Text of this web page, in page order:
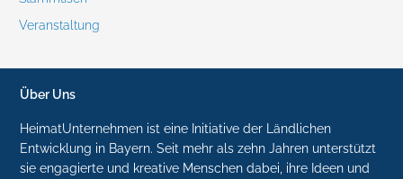
Veranstaltung
Über Uns
HeimatUnternehmen ist eine Initiative der Ländlichen
Entwicklung in Bayern. Seit mehr als zehn Jahren unterstützt
sie engagierte und kreative Menschen dabei, ihre Ideen und